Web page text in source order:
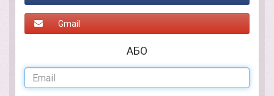
Gmail
АБО